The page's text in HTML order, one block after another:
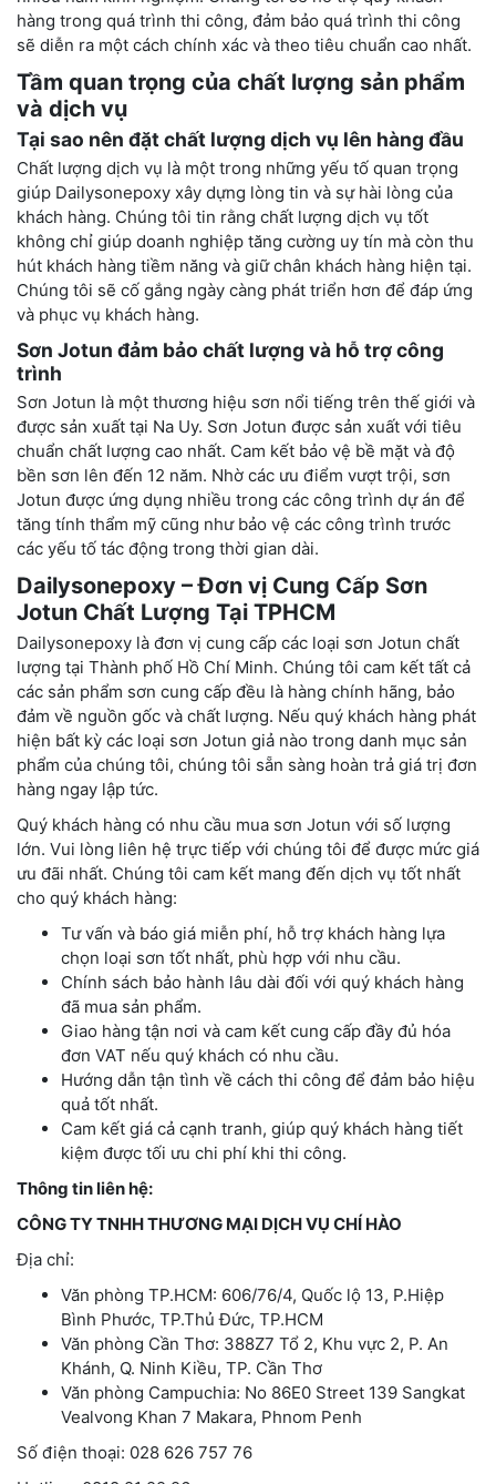
hàng trong quá trình thi công, đảm bảo quá trình thi công
sẽ diễn ra một cách chính xác và theo tiêu chuẩn cao nhất.
Tầm quan trọng của chất lượng sản phẩm
và dịch vụ
Tại sao nên đặt chất lượng dịch vụ lên hàng đầu
Chất lượng dịch vụ là một trong những yếu tố quan trọng
giúp Dailysonepoxy xây dựng lòng tin và sự hài lòng của
khách hàng. Chúng tôi tin rằng chất lượng dịch vụ tốt
không chỉ giúp doanh nghiệp tăng cường uy tín mà còn thu
hút khách hàng tiềm năng và giữ chân khách hàng hiện tại.
Chúng tôi sẽ cố gắng ngày càng phát triển hơn để đáp ứng
và phục vụ khách hàng.
Sơn Jotun đảm bảo chất lượng và hỗ trợ công
trình
Sơn Jotun là một thương hiệu sơn nổi tiếng trên thế giới và
được sản xuất tại Na Uy. Sơn Jotun được sản xuất với tiêu
chuẩn chất lượng cao nhất. Cam kết bảo vệ bề mặt và độ
bền sơn lên đến 12 năm. Nhờ các ưu điểm vượt trội, sơn
Jotun được ứng dụng nhiều trong các công trình dự án để
tăng tính thẩm mỹ cũng như bảo vệ các công trình trước
các yếu tố tác động trong thời gian dài.
Dailysonepoxy – Đơn vị Cung Cấp Sơn
Jotun Chất Lượng Tại TPHCM
Dailysonepoxy là đơn vị cung cấp các loại sơn Jotun chất
lượng tại Thành phố Hồ Chí Minh. Chúng tôi cam kết tất cả
các sản phẩm sơn cung cấp đều là hàng chính hãng, bảo
đảm về nguồn gốc và chất lượng. Nếu quý khách hàng phát
hiện bất kỳ các loại sơn Jotun giả nào trong danh mục sản
phẩm của chúng tôi, chúng tôi sẵn sàng hoàn trả giá trị đơn
hàng ngay lập tức.
Quý khách hàng có nhu cầu mua sơn Jotun với số lượng
lớn. Vui lòng liên hệ trực tiếp với chúng tôi để được mức giá
ưu đãi nhất. Chúng tôi cam kết mang đến dịch vụ tốt nhất
cho quý khách hàng:
Tư vấn và báo giá miễn phí, hỗ trợ khách hàng lựa
chọn loại sơn tốt nhất, phù hợp với nhu cầu.
Chính sách bảo hành lâu dài đối với quý khách hàng
đã mua sản phẩm.
Giao hàng tận nơi và cam kết cung cấp đầy đủ hóa
đơn VAT nếu quý khách có nhu cầu.
Hướng dẫn tận tình về cách thi công để đảm bảo hiệu
quả tốt nhất.
Cam kết giá cả cạnh tranh, giúp quý khách hàng tiết
kiệm được tối ưu chi phí khi thi công.
Thông tin liên hệ:
CÔNG TY TNHH THƯƠNG MẠI DỊCH VỤ CHÍ HÀO
Địa chỉ:
Văn phòng TP.HCM: 606/76/4, Quốc lộ 13, P.Hiệp
Bình Phước, TP.Thủ Đức, TP.HCM
Văn phòng Cần Thơ: 388Z7 Tổ 2, Khu vực 2, P. An
Khánh, Q. Ninh Kiều, TP. Cần Thơ
Văn phòng Campuchia: No 86E0 Street 139 Sangkat
Vealvong Khan 7 Makara, Phnom Penh
Số điện thoại: 028 626 757 76